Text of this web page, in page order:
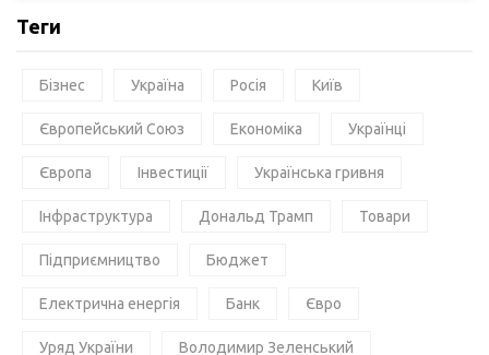
Теги
Бізнес Україна Росія Київ
Європейський Союз Економіка Українці
Європа Інвестиції Українська гривня
Інфраструктура Дональд Трамп Товари
Підприємництво Бюджет
Електрична енергія Банк Євро
Уряд України Володимир Зеленський